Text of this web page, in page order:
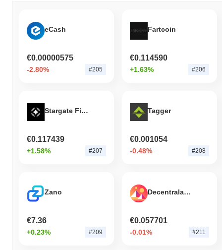
eCash
€0.00000575
-2.80% #205
Fartcoin
€0.114590
+1.63% #206
Stargate Finance
€0.117439
+1.58% #207
Tagger
€0.001054
-0.48% #208
Zano
€7.36
+0.23% #209
Decentraland
€0.057701
-0.01% #211